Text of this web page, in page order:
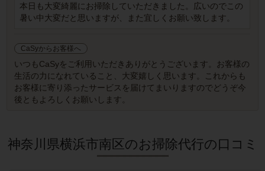
本日も大変綺麗にお掃除していただきました。広いのでこの
暑い中大変だと思いますが、また宜しくお願い致します。
CaSyからお客様へ
いつもCaSyをご利用いただきありがとうございます。お客様の
生活の力になれていること、大変嬉しく思います。これからも
お客様に寄り添ったサービスを届けてまいりますのでどうぞ今
後ともよろしくお願いします。
神奈川県横浜市南区のお掃除代行の口コミ